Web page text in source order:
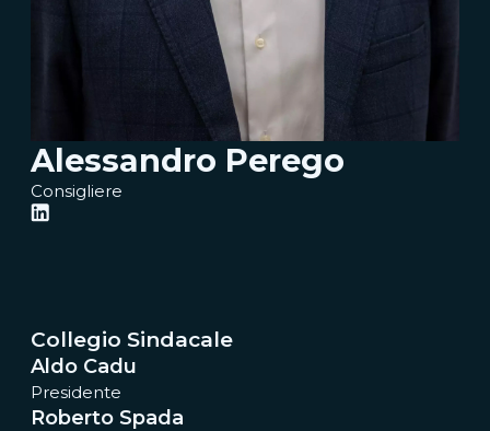
Alessandro Perego
Consigliere
Collegio Sindacale
Aldo Cadu
Presidente
Roberto Spada